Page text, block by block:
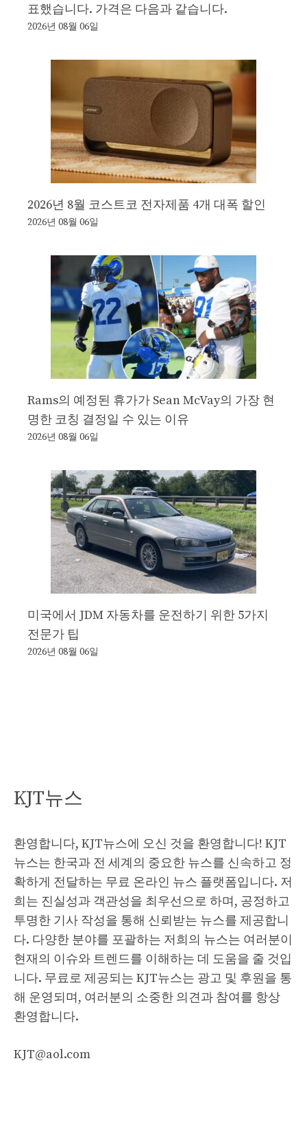
표했습니다. 가격은 다음과 같습니다.
2026년 08월 06일
2026년 8월 코스트코 전자제품 4개 대폭 할인
2026년 08월 06일
Rams의 예정된 휴가가 Sean McVay의 가장 현
명한 코칭 결정일 수 있는 이유
2026년 08월 06일
미국에서 JDM 자동차를 운전하기 위한 5가지
전문가 팁
2026년 08월 06일
KJT뉴스
환영합니다, KJT뉴스에 오신 것을 환영합니다! KJT
뉴스는 한국과 전 세계의 중요한 뉴스를 신속하고 정
확하게 전달하는 무료 온라인 뉴스 플랫폼입니다. 저
희는 진실성과 객관성을 최우선으로 하며, 공정하고
투명한 기사 작성을 통해 신뢰받는 뉴스를 제공합니
다. 다양한 분야를 포괄하는 저희의 뉴스는 여러분이
현재의 이슈와 트렌드를 이해하는 데 도움을 줄 것입
니다. 무료로 제공되는 KJT뉴스는 광고 및 후원을 통
해 운영되며, 여러분의 소중한 의견과 참여를 항상
환영합니다.
KJT@aol.com